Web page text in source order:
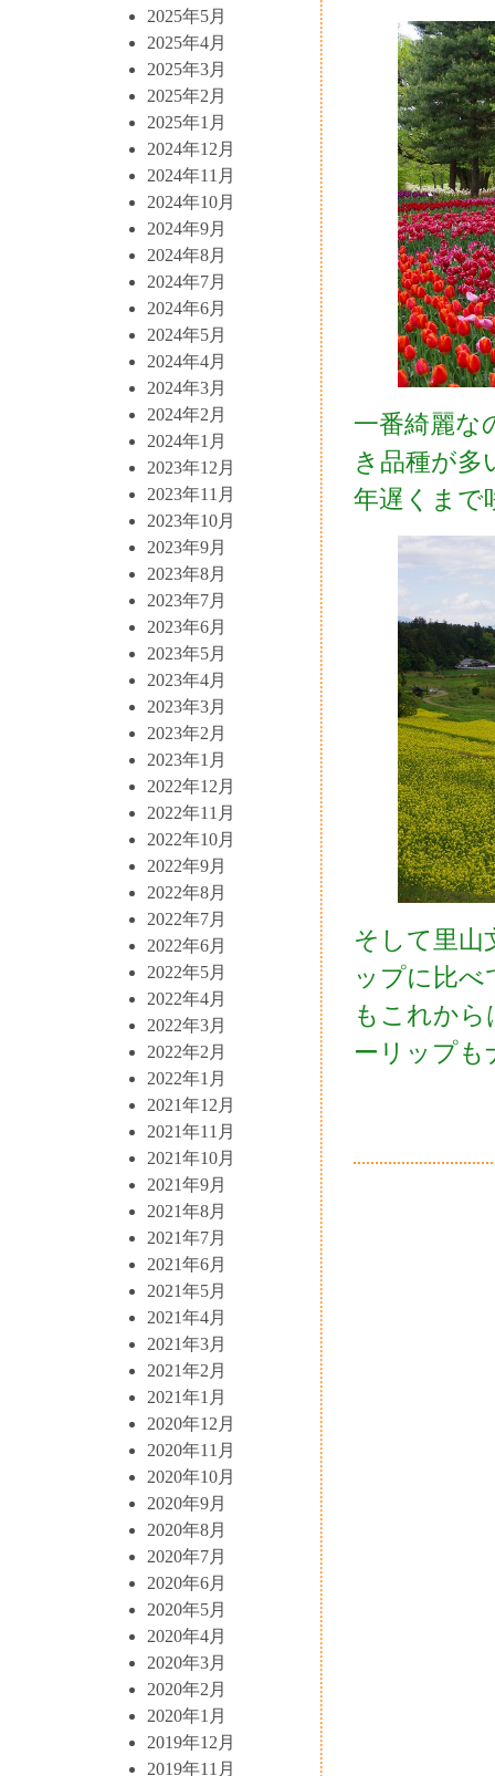
2025年5月
2025年4月
2025年3月
2025年2月
2025年1月
2024年12月
2024年11月
2024年10月
2024年9月
2024年8月
2024年7月
2024年6月
2024年5月
2024年4月
2024年3月
2024年2月
2024年1月
2023年12月
2023年11月
2023年10月
2023年9月
2023年8月
2023年7月
2023年6月
2023年5月
2023年4月
2023年3月
2023年2月
2023年1月
2022年12月
2022年11月
2022年10月
2022年9月
2022年8月
2022年7月
2022年6月
2022年5月
2022年4月
2022年3月
2022年2月
2022年1月
2021年12月
2021年11月
2021年10月
2021年9月
2021年8月
2021年7月
2021年6月
2021年5月
2021年4月
2021年3月
2021年2月
2021年1月
2020年12月
2020年11月
2020年10月
2020年9月
2020年8月
2020年7月
2020年6月
2020年5月
2020年4月
2020年3月
2020年2月
2020年1月
2019年12月
2019年11月
一番綺麗な
き品種が多
年遅くまで
そして里山
ップに比
もこれか
ーリップも